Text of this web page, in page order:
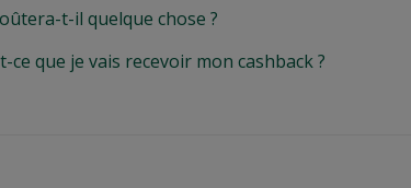
t-il quelque chose ?
ce que je vais recevoir mon cashback ?